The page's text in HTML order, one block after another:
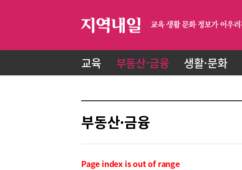
교육 부동산·금융 생활·문화
부동산·금융
Page index is out of range